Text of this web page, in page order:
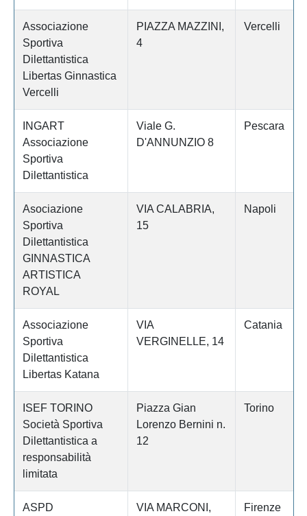
Associazione
Sportiva
Dilettantistica
Libertas Ginnastica
Vercelli
PIAZZA MAZZINI,
4
Vercelli
INGART
Associazione
Sportiva
Dilettantistica
Viale G.
D'ANNUNZIO 8
Pescara
Asociazione
Sportiva
Dilettantistica
GINNASTICA
ARTISTICA
ROYAL
VIA CALABRIA,
15
Napoli
Associazione
Sportiva
Dilettantistica
Libertas Katana
VIA
VERGINELLE, 14
Catania
ISEF TORINO
Società Sportiva
Dilettantistica a
responsabilità
limitata
Piazza Gian
Lorenzo Bernini n.
12
Torino
ASPD
VIA MARCONI,
Firenze